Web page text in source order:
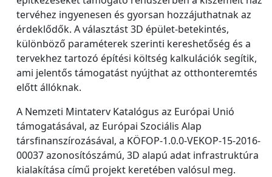
tervéhez ingyenesen és gyorsan hozzájuthatnak az
érdeklődők. A választást 3D épület-betekintés,
különböző paraméterek szerinti kereshetőség és a
tervekhez tartozó építési költség kalkulációk segítik,
ami jelentős támogatást nyújthat az otthonteremtés
előtt állóknak.
A Nemzeti Mintaterv Katalógus az Európai Unió
támogatásával, az Európai Szociális Alap
társfinanszírozásával, a KÖFOP-1.0.0-VEKOP-15-2016-
00037 azonosítószámú, 3D alapú adat infrastruktúra
kialakítása című projekt keretében valósul meg.